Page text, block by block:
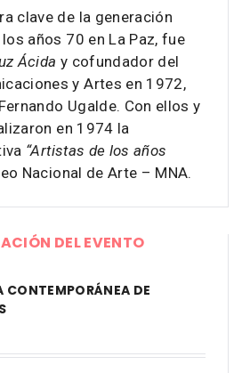
clave de la generación
años 70 en La Paz, fue
Ácida y cofundador del
y Artes en 1972,
Ugalde. Con ellos y
en 1974 la
“Artistas de los años
Nacional de Arte – MNA.
DEL EVENTO
CONTEMPORÁNEA DE